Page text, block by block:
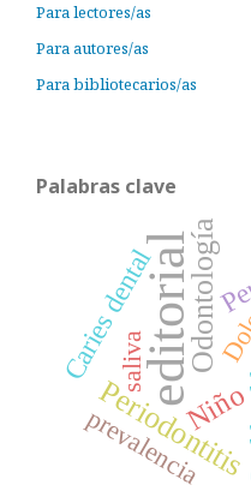
Para lectores/as
Para autores/as
Para bibliotecarios/as
Palabras clave
editorial
Periodontitis
Odontología
Niño
Caries dental
saliva
prevalencia